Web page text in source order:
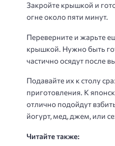
Закройте крышкой и
огне около пяти минут.
Переверните и жарьте
крышкой. Нужно быть
частично осядут после
Подавайте их к столу
приготовления. К
отлично подойдут
йогурт, мед, джем, или
Читайте также: